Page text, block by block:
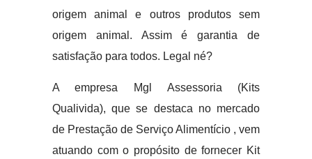
origem animal e outros produtos sem
origem animal. Assim é garantia de
satisfação para todos. Legal né?
A empresa Mgl Assessoria (Kits
Qualivida), que se destaca no mercado
de Prestação de Serviço Alimentício , vem
atuando com o propósito de fornecer Kit